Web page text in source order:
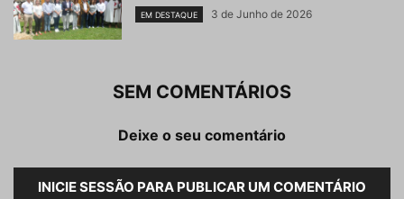
EM DESTAQUE 3 de Junho de 2026
SEM COMENTÁRIOS
Deixe o seu comentário
INICIE SESSÃO PARA PUBLICAR UM COMENTÁRIO